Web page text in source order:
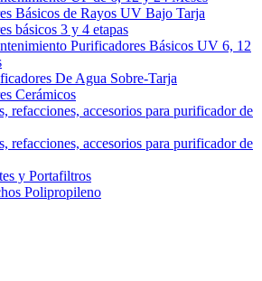
Básicos de Rayos UV Bajo Tarja
básicos 3 y 4 etapas
Purificadores Básicos UV 6, 12
De Agua Sobre-Tarja
Cerámicos
refacciones, accesorios para purificador de
refacciones, accesorios para purificador de
y Portafiltros
Polipropileno